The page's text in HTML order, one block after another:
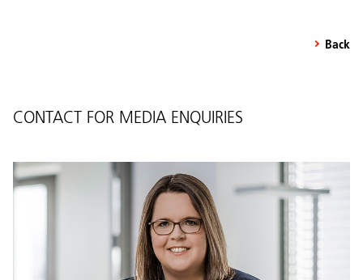
Back
CONTACT FOR MEDIA ENQUIRIES